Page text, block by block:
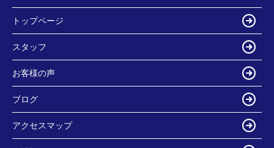
トップページ
スタッフ
お客様の声
ブログ
アクセスマップ